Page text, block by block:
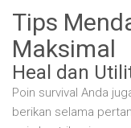
Tips
Maksimal
Heal dan
Poin survival Anda
berikan selama